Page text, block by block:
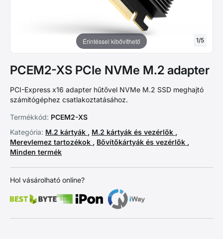
Érintéssel kibővíthető 1/5
PCEM2-XS PCIe NVMe M.2 adapter
PCI-Express x16 adapter hűtővel NVMe M.2 SSD meghajtó
számítógéphez csatlakoztatásához.
Termékkód: PCEM2-XS
Kategória: M.2 kártyák , M.2 kártyák és vezérlők ,
Merevlemez tartozékok , Bővítőkártyák és vezérlők ,
Minden termék
Hol vásárolható online?